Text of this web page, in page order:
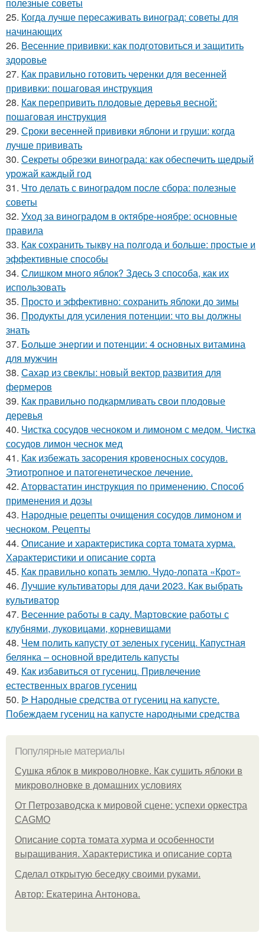
25. Когда лучше пересаживать виноград: советы для
начинающих
26. Весенние прививки: как подготовиться и защитить
здоровье
27. Как правильно готовить черенки для весенней
прививки: пошаговая инструкция
28. Как перепривить плодовые деревья весной:
пошаговая инструкция
29. Сроки весенней прививки яблони и груши: когда
лучше прививать
30. Секреты обрезки винограда: как обеспечить щедрый
урожай каждый год
31. Что делать с виноградом после сбора: полезные
советы
32. Уход за виноградом в октябре-ноябре: основные
правила
33. Как сохранить тыкву на полгода и больше: простые и
эффективные способы
34. Слишком много яблок? Здесь 3 способа, как их
использовать
35. Просто и эффективно: сохранить яблоки до зимы
36. Продукты для усиления потенции: что вы должны
знать
37. Больше энергии и потенции: 4 основных витамина
для мужчин
38. Сахар из свеклы: новый вектор развития для
фермеров
39. Как правильно подкармливать свои плодовые
деревья
40. Чистка сосудов чесноком и лимоном с медом. Чистка
сосудов лимон чеснок мед
41. Как избежать засорения кровеносных сосудов.
Этиотропное и патогенетическое лечение.
42. Аторвастатин инструкция по применению. Способ
применения и дозы
43. Народные рецепты очищения сосудов лимоном и
чесноком. Рецепты
44. Описание и характеристика сорта томата хурма.
Характеристики и описание сорта
45. Как правильно копать землю. Чудо-лопата «Крот»
46. Лучшие культиваторы для дачи 2023. Как выбрать
культиватор
47. Весенние работы в саду. Мартовские работы с
клубнями, луковицами, корневищами
48. Чем полить капусту от зеленых гусениц. Капустная
белянка – основной вредитель капусты
49. Как избавиться от гусениц. Привлечение
естественных врагов гусениц
50. ᐉ Народные средства от гусениц на капусте.
Побеждаем гусениц на капусте народными средства
Популярные материалы
Сушка яблок в микроволновке. Как сушить яблоки в
микроволновке в домашних условиях
От Петрозаводска к мировой сцене: успехи оркестра
CAGMO
Описание сорта томата хурма и особенности
выращивания. Характеристика и описание сорта
Сделал открытую беседку своими руками.
Автор: Екатерина Антонова.